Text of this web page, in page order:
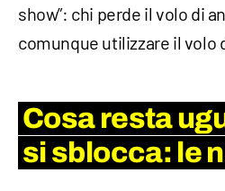
show”: chi perde il volo di
comunque utilizzare il volo
Cosa resta
si sblocca: le